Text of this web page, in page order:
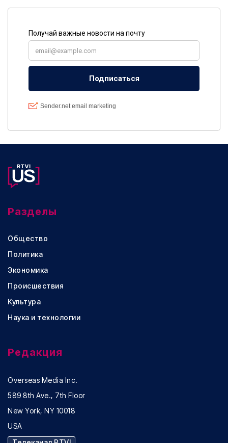
Разделы
Общество
Политика
Экономика
Происшествия
Культура
Наука и технологии
Редакция
Overseas Media Inc.
589 8th Ave., 7th Floor
New York, NY 10018
USA